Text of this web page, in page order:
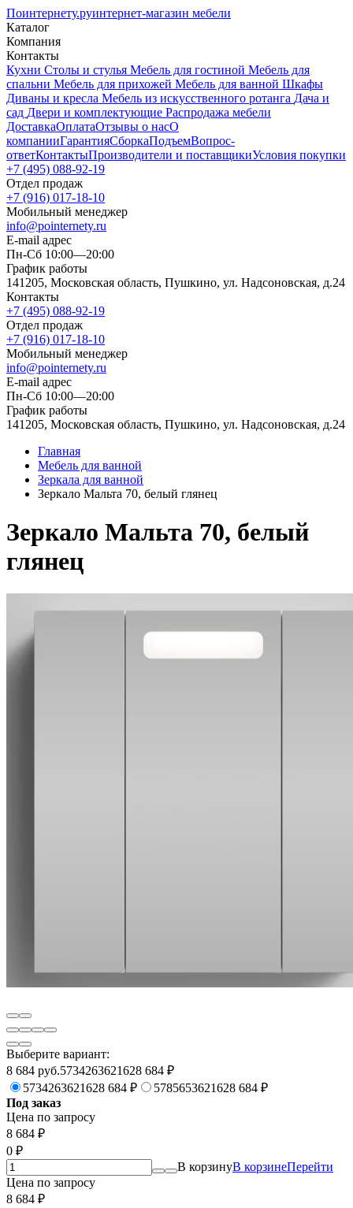
Поинтернету.руинтернет-магазин мебели
Каталог
Компания
Контакты
Кухни Столы и стулья Мебель для гостиной Мебель для
спальни Мебель для прихожей Мебель для ванной Шкафы
Диваны и кресла Мебель из искусственного ротанга Дача и
сад Двери и комплектующие Распродажа мебели
ДоставкаОплатаОтзывы о насО
компанииГарантияСборкаПодъемВопрос-
ответКонтактыПроизводители и поставщикиУсловия покупки
+7 (495) 088-92-19
Отдел продаж
+7 (916) 017-18-10
Мобильный менеджер
info@pointernety.ru
E-mail адрес
Пн-Сб 10:00—20:00
График работы
141205, Московская область, Пушкино, ул. Надсоновская, д.24
Контакты
+7 (495) 088-92-19
Отдел продаж
+7 (916) 017-18-10
Мобильный менеджер
info@pointernety.ru
E-mail адрес
Пн-Сб 10:00—20:00
График работы
141205, Московская область, Пушкино, ул. Надсоновская, д.24
Главная
Мебель для ванной
Зеркала для ванной
Зеркало Мальта 70, белый глянец
Зеркало Мальта 70, белый
глянец
Выберите вариант:
8 684 руб.5734263621628 684 ₽
5734263621628 684 ₽ 5785653621628 684 ₽
Под заказ
Цена по запросу
8 684 ₽
0 ₽
В корзинуВ корзинеПерейти
Цена по запросу
8 684 ₽